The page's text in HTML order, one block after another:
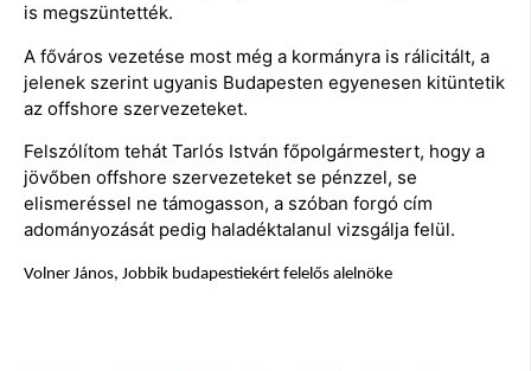
is megszüntették.
A főváros vezetése most még a kormányra is rálicitált, a
jelenek szerint ugyanis Budapesten egyenesen kitüntetik
az offshore szervezeteket.
Felszólítom tehát Tarlós István főpolgármestert, hogy a
jövőben offshore szervezeteket se pénzzel, se
elismeréssel ne támogasson, a szóban forgó cím
adományozását pedig haladéktalanul vizsgálja felül.
Volner János, Jobbik budapestiekért felelős alelnöke